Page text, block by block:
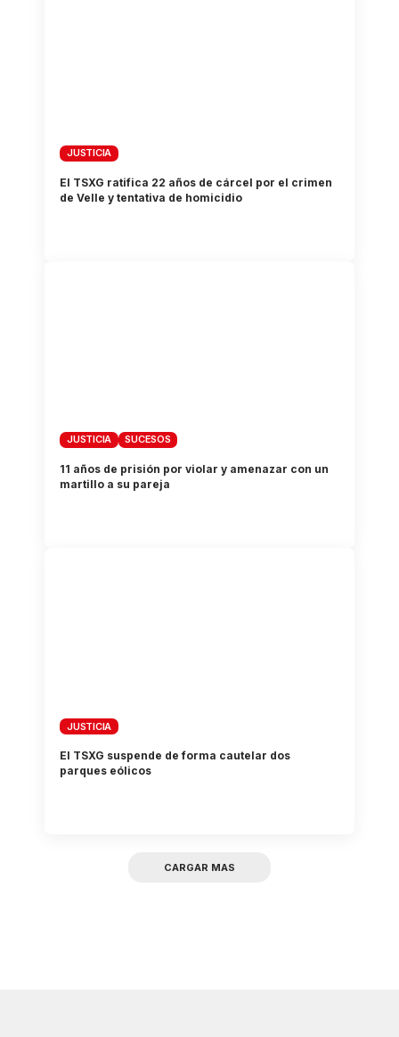
JUSTICIA
El TSXG ratifica 22 años de cárcel por el crimen
de Velle y tentativa de homicidio
JUSTICIA SUCESOS
11 años de prisión por violar y amenazar con un
martillo a su pareja
JUSTICIA
El TSXG suspende de forma cautelar dos
parques eólicos
CARGAR MAS